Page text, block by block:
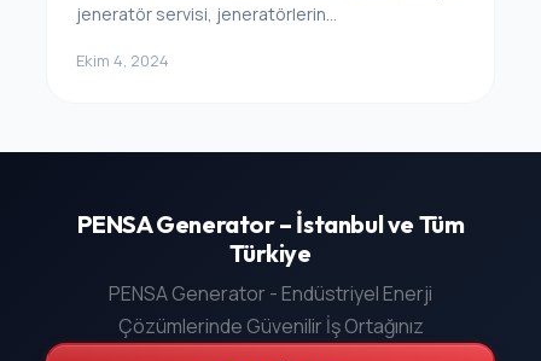
jeneratör servisi, jeneratörlerin...
Ekim 4, 2024
PENSA Generator – İstanbul ve Tüm
Türkiye
PENSA Generator - Endüstriyel Enerji
Çözümlerinde Güvenilir İş Ortağınız